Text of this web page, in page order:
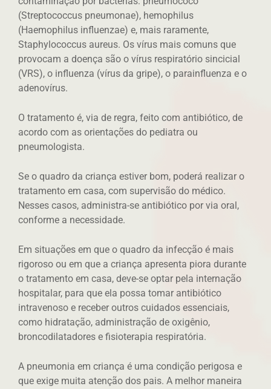
(Streptococcus pneumonae), hemophilus
(Haemophilus influenzae) e, mais raramente,
Staphylococcus aureus. Os vírus mais comuns que
provocam a doença são o vírus respiratório sincicial
(VRS), o influenza (vírus da gripe), o parainfluenza e o
adenovírus.
O tratamento é, via de regra, feito com antibiótico, de
acordo com as orientações do pediatra ou
pneumologista.
Se o quadro da criança estiver bom, poderá realizar o
tratamento em casa, com supervisão do médico.
Nesses casos, administra-se antibiótico por via oral,
conforme a necessidade.
Em situações em que o quadro da infecção é mais
rigoroso ou em que a criança apresenta piora durante
o tratamento em casa, deve-se optar pela internação
hospitalar, para que ela possa tomar antibiótico
intravenoso e receber outros cuidados essenciais,
como hidratação, administração de oxigênio,
broncodilatadores e fisioterapia respiratória.
A pneumonia em criança é uma condição perigosa e
que exige muita atenção dos pais. A melhor maneira